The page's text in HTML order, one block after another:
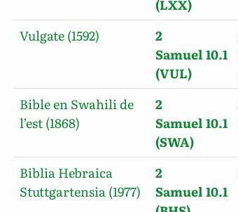
(LXX)
Vulgate (1592)
2
Samuel 10.1
(VUL)
Bible en Swahili de
l’est (1868)
2
Samuel 10.1
(SWA)
Biblia Hebraica
Stuttgartensia (1977)
2
Samuel 10.1